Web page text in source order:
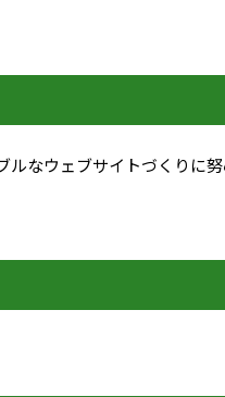
なウェブサイトづくりに